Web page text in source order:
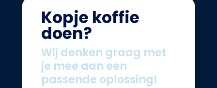
Kopje koffie
doen?
Wij denken graag met
je mee aan een
passende oplossing!